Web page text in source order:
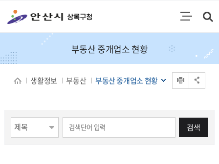
주메뉴
부동산 중개업소 현황
생활정보 부동산 부동산 중개업소 현황
검색